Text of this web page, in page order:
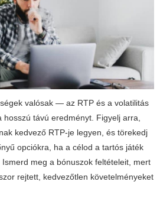
valósak — az RTP és a volatilitás
hosszú távú eredményt. Figyelj arra,
kedvező RTP-je legyen, és törekedj
opciókra, ha a célod a tartós játék
meg a bónuszok feltételeit, mert
rejtett, kedvezőtlen követelményeket